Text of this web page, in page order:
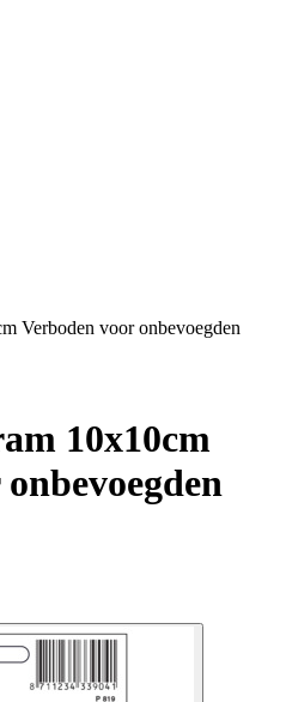
Verboden voor onbevoegden
10x10cm